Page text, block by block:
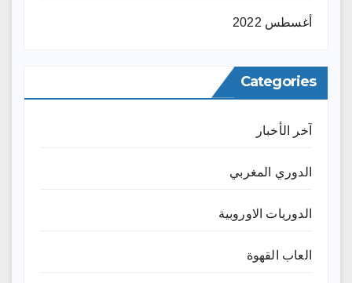
أغسطس 2022
Categories
آخر الأخبار
الدوري المغربي
الدوريات الاوروبية
العاب القهوة